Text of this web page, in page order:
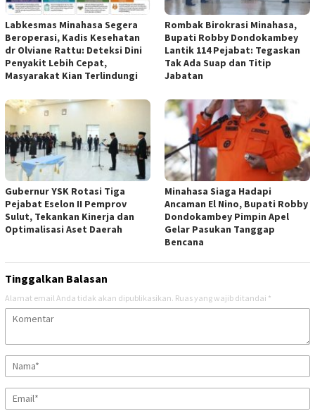
Labkesmas Minahasa Segera
Beroperasi, Kadis Kesehatan
dr Olviane Rattu: Deteksi Dini
Penyakit Lebih Cepat,
Masyarakat Kian Terlindungi
Rombak Birokrasi Minahasa,
Bupati Robby Dondokambey
Lantik 114 Pejabat: Tegaskan
Tak Ada Suap dan Titip
Jabatan
Gubernur YSK Rotasi Tiga
Pejabat Eselon II Pemprov
Sulut, Tekankan Kinerja dan
Optimalisasi Aset Daerah
Minahasa Siaga Hadapi
Ancaman El Nino, Bupati Robby
Dondokambey Pimpin Apel
Gelar Pasukan Tanggap
Bencana
Tinggalkan Balasan
Alamat email Anda tidak akan dipublikasikan. Ruas yang wajib ditandai *